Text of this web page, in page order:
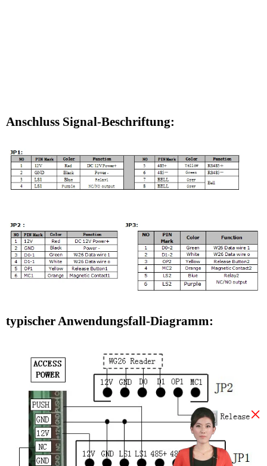
Anschluss Signal-Beschriftung:
typischer Anwendungsfall-Diagramm:
×